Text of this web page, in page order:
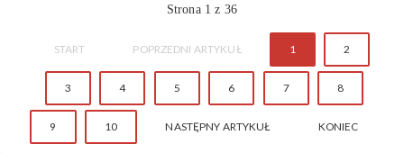
Strona 1 z 36
START POPRZEDNI ARTYKUŁ 1 2
3 4 5 6 7 8
9 10 NASTĘPNY ARTYKUŁ KONIEC